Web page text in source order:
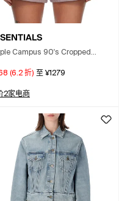
Campus 90's Cropped
(6.2 折) 至 ¥1279
2家电商